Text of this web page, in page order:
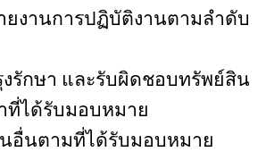
ยงานการปฏิบัติงานตามลำดับ
รักษา และรับผิดชอบทรัพย์สิน
ที่ได้รับมอบหมาย
อื่นตามที่ได้รับมอบหมาย